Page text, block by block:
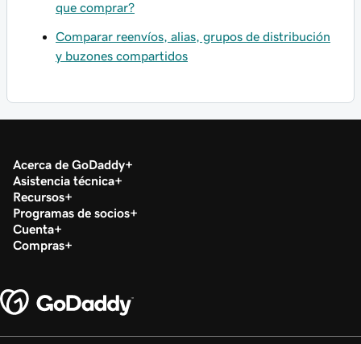
que comprar?
Comparar reenvíos, alias, grupos de distribución
y buzones compartidos
Acerca de GoDaddy
Asistencia técnica
Recursos
Programas de socios
Cuenta
Compras